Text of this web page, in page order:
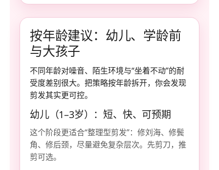
按年龄建议：幼儿、学龄前
与大孩子
不同年龄对噪音、陌生环境与“坐着不动”的耐
受度差别很大。把策略按年龄拆开，你会发现
剪发其实更可控。
幼儿（1–3岁）：短、快、可预期
这个阶段更适合“整理型剪发”：修刘海、修鬓
角、修后颈，尽量避免复杂层次。先剪刀，推
剪可选。